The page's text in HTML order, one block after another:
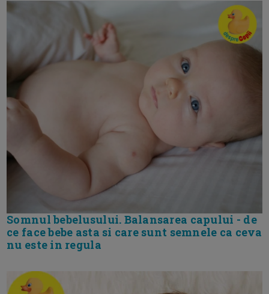
Somnul bebelusului. Balansarea capului - de
ce face bebe asta si care sunt semnele ca ceva
nu este in regula